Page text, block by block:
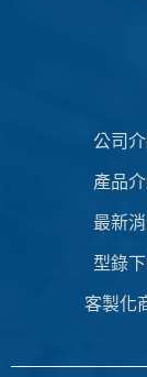
公司
產品
最新
型錄
客製化